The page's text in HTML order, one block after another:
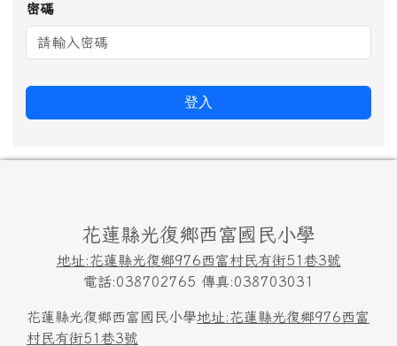
密碼
登入
頁尾區域內容
花蓮縣光復鄉西富國民小學
地址:花蓮縣光復鄉976西富村民有街51巷3號
電話:038702765 傳真:038703031
花蓮縣光復鄉西富國民小學地址:花蓮縣光復鄉976西富
村民有街51巷3號